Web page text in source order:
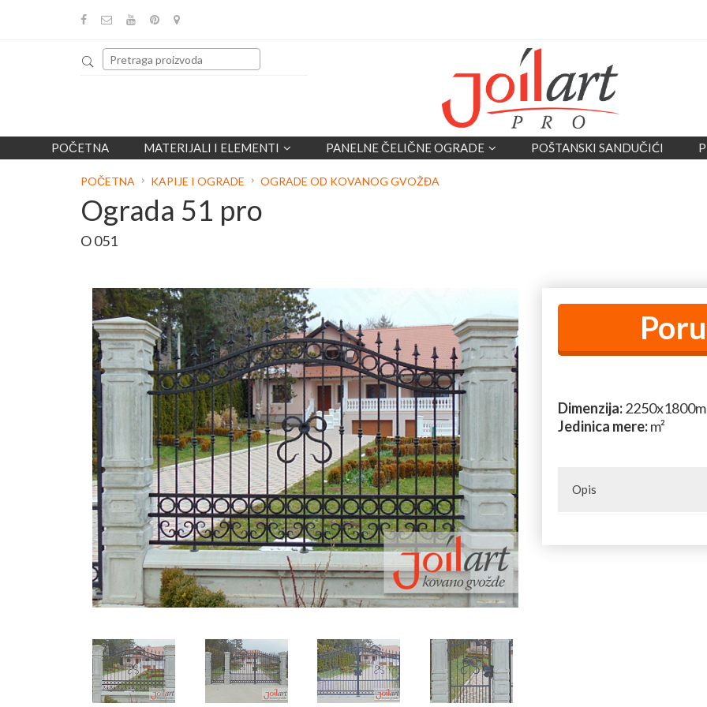
POČETNA MATERIJALI I ELEMENTI PANELNE ČELIČNE OGRADE POŠTANSKI SANDUČIĆI
POČETNA KAPIJE I OGRADE OGRADE OD KOVANOG GVOŽĐA
Ograda 51 pro
O 051
Dimenzija:
Jedinica mere:m²
Opis
kovanog gvožđa, delova za